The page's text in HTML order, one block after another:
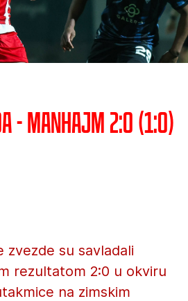
- Manhajm 2:0 (1:0)
zvezde su savladali
rezultatom 2:0 u okviru
na zimskim